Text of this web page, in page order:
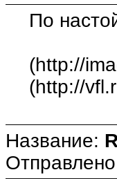
По
(http://
(http://
Название: